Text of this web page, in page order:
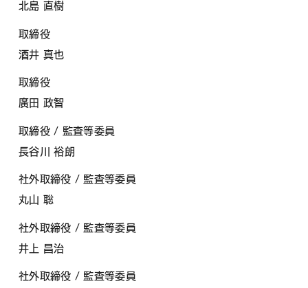
北島 直樹
取締役
酒井 真也
取締役
廣田 政智
取締役 / 監査等委員
長谷川 裕朗
社外取締役 / 監査等委員
丸山 聡
社外取締役 / 監査等委員
井上 昌治
社外取締役 / 監査等委員